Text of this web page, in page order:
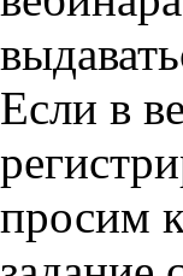
Если в
просим